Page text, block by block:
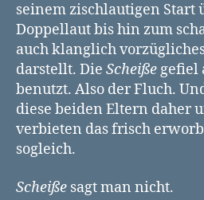
seinem zischlautigen Start
Doppellaut bis hin zum
auch klanglich
darstellt. Die Scheißegefiel
benutzt. Also der Fluch.
diese beiden Eltern daher
verbieten das frisch
sogleich.
Scheiße sagt man nicht.